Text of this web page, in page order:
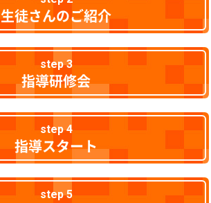
生徒さんのご紹介
step 3
指導研修会
step 4
指導スタート
step 5